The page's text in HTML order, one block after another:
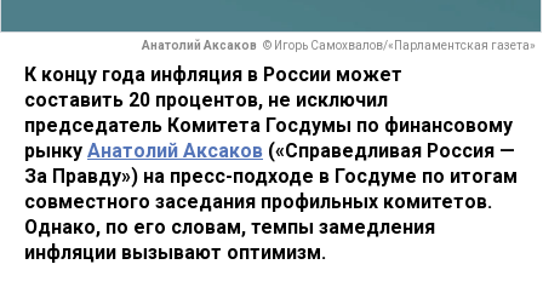
Анатолий Аксаков © Игорь Самохвалов/«Парламентская газета»
К концу года инфляция в России может
составить 20 процентов, не исключил
председатель Комитета Госдумы по финансовому
рынку Анатолий Аксаков («Справедливая Россия —
За Правду») на пресс-подходе в Госдуме по итогам
совместного заседания профильных комитетов.
Однако, по его словам, темпы замедления
инфляции вызывают оптимизм.